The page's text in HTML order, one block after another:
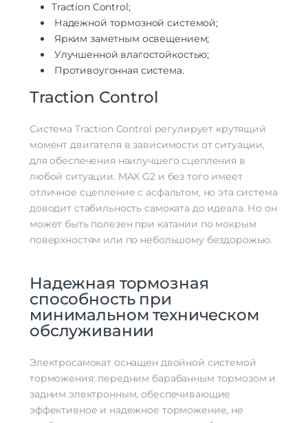
Traction Control;
Надежной тормозной системой;
Ярким заметным освещением;
Улучшенной влагостойкостью;
Противоугонная система.
Traction Control
Система Traction Control регулирует крутящий
момент двигателя в зависимости от ситуации,
для обеспечения наилучшего сцепления в
любой ситуации. MAX G2 и без того имеет
отличное сцепление с асфальтом, но эта система
доводит стабильность самоката до идеала. Но он
может быть полезен при катании по мокрым
поверхностям или по небольшому бездорожью.
Надежная тормозная
способность при
минимальном техническом
обслуживании
Электросамокат оснащен двойной системой
торможения: передним барабанным тормозом и
задним электронным, обеспечивающие
эффективное и надежное торможение, не